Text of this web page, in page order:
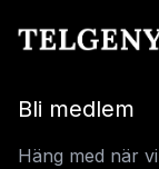
Bli medlem
Häng med när